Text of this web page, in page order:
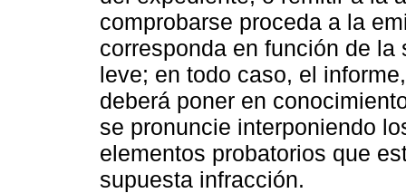
comprobarse proceda a la
corresponda en función de
leve; en todo caso, el
deberá poner en
se pronuncie interponiendo
elementos probatorios que
supuesta infracción.